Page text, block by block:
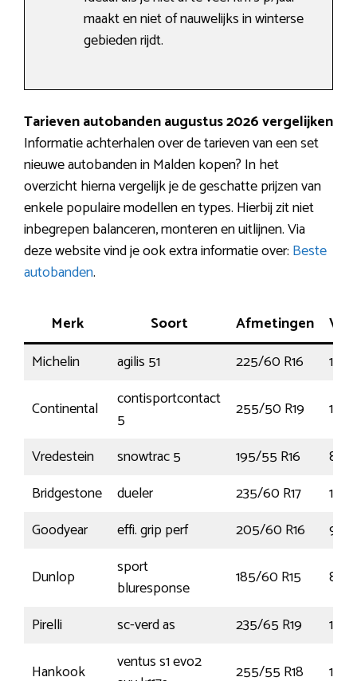
maakt en niet of nauwelijks in winterse
gebieden rijdt.
Tarieven autobanden augustus 2026 vergelijken
Informatie achterhalen over de tarieven van een set
nieuwe autobanden in Malden kopen? In het
overzicht hierna vergelijk je de geschatte prijzen van
enkele populaire modellen en types. Hierbij zit niet
inbegrepen balanceren, monteren en uitlijnen. Via
deze website vind je ook extra informatie over: Beste
autobanden.
Merk Soort Afmetingen
Michelin
agilis 51 225/60 R16
Continental
contisportcontact
5
255/50 R19
103Y
Vredestein
snowtrac 5 195/55 R16
87H
Bridgestone
dueler 235/60 R17
102V
Goodyear
effi. grip perf 205/60 R16
92V
Dunlop
sport
bluresponse
185/60 R15
84H
Pirelli
sc-verd as 235/65 R19
Hankook
ventus s1 evo2
255/55 R18